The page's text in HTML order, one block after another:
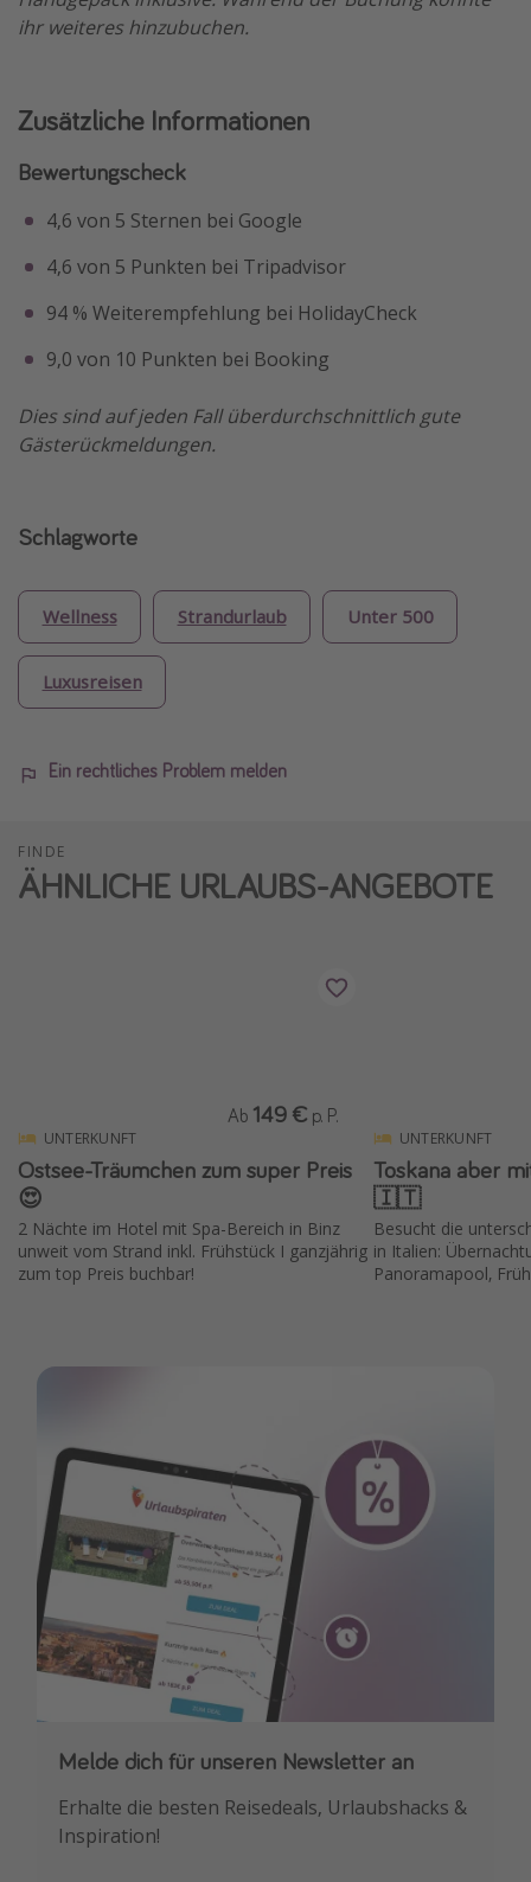
ihr weiteres hinzubuchen.
Zusätzliche Informationen
Bewertungscheck
4,6 von 5 Sternen bei Google
4,6 von 5 Punkten bei Tripadvisor
94 % Weiterempfehlung bei HolidayCheck
9,0 von 10 Punkten bei Booking
Dies sind auf jeden Fall überdurchschnittlich gute
Gästerückmeldungen.
Schlagworte
Wellness Strandurlaub Unter 500
Luxusreisen
Ein rechtliches Problem melden
FINDE
ÄHNLICHE URLAUBS-ANGEBOTE
UNTERKUNFT
Ostsee-Träumchen zum super Preis
😍
2 Nächte im Hotel mit Spa-Bereich in Binz
unweit vom Strand inkl. Frühstück I ganzjährig
zum top Preis buchbar!
Ab 149 € p. P.
UNTERKUNFT
Toskana aber
🇮🇹
Besucht die
in Italien:
Panoramapool,
Melde dich für unseren Newsletter an
Erhalte die besten Reisedeals, Urlaubshacks &
Inspiration!
Downloade unsere App
Buche die besten Reiseschnäppchen als
Erstes.